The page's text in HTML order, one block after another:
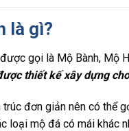
là gì?
gọi là Mộ Bành, Mộ
thiết kế xây dựng
đơn giản nên có thể
loại mộ đá có mái khác